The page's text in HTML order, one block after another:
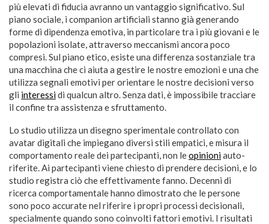
più elevati di fiducia avranno un vantaggio significativo. Sul
piano sociale, i companion artificiali stanno già generando
forme di dipendenza emotiva, in particolare tra i più giovani e le
popolazioni isolate, attraverso meccanismi ancora poco
compresi. Sul piano etico, esiste una differenza sostanziale tra
una macchina che ci aiuta a gestire le nostre emozioni e una che
utilizza segnali emotivi per orientare le nostre decisioni verso
gli interessidi qualcun altro. Senza dati, è impossibile tracciare
il confine tra assistenza e sfruttamento.
Lo studio utilizza un disegno sperimentale controllato con
avatar digitali che impiegano diversi stili empatici, e misura il
comportamento reale dei partecipanti, non leopinioniauto-
riferite. Ai partecipanti viene chiesto di prendere decisioni, e lo
studio registra ciò che effettivamente fanno. Decenni di
ricerca comportamentale hanno dimostrato che le persone
sono poco accurate nel riferire i propri processi decisionali,
specialmente quando sono coinvolti fattori emotivi. I risultati